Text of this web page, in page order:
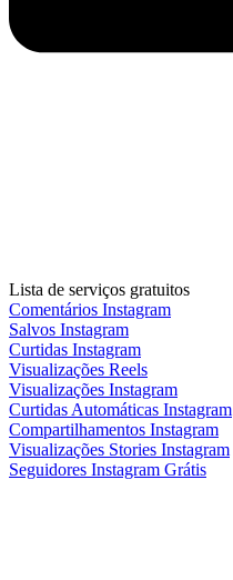
Lista de serviços gratuitos
Comentários Instagram
Salvos Instagram
Curtidas Instagram
Visualizações Reels
Visualizações Instagram
Curtidas Automáticas Instagram
Compartilhamentos Instagram
Visualizações Stories Instagram
Seguidores Instagram Grátis